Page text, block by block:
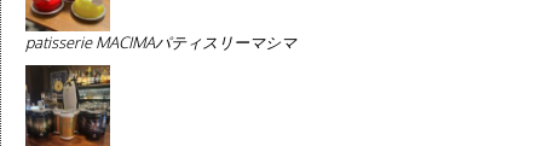
patisserie MACIMAパティスリーマシマ